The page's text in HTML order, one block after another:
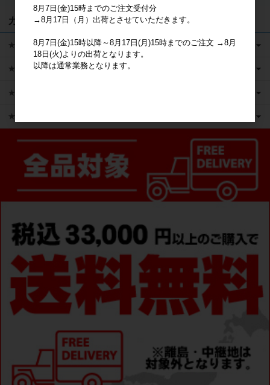
カテゴリ
★キャラクターグッズ
★新商品
★かえるのピクルス ライセンス商品
★ピックアップ
8月7日(金)15時までのご注文受付分
→8月17日（月）出荷とさせていただきます。
8月7日(金)15時以降～8月17日(月)15時までのご注文 →8月
18日(火)よりの出荷となります。
以降は通常業務となります。